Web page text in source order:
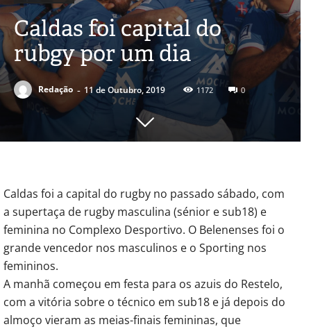
Caldas foi capital do
rubgy por um dia
Redação - 11 de Outubro, 2019 1172 0
Caldas foi a capital do rugby no passado sábado, com
a supertaça de rugby masculina (sénior e sub18) e
feminina no Complexo Desportivo. O Belenenses foi o
grande vencedor nos masculinos e o Sporting nos
femininos.
A manhã começou em festa para os azuis do Restelo,
com a vitória sobre o técnico em sub18 e já depois do
almoço vieram as meias-finais femininas, que